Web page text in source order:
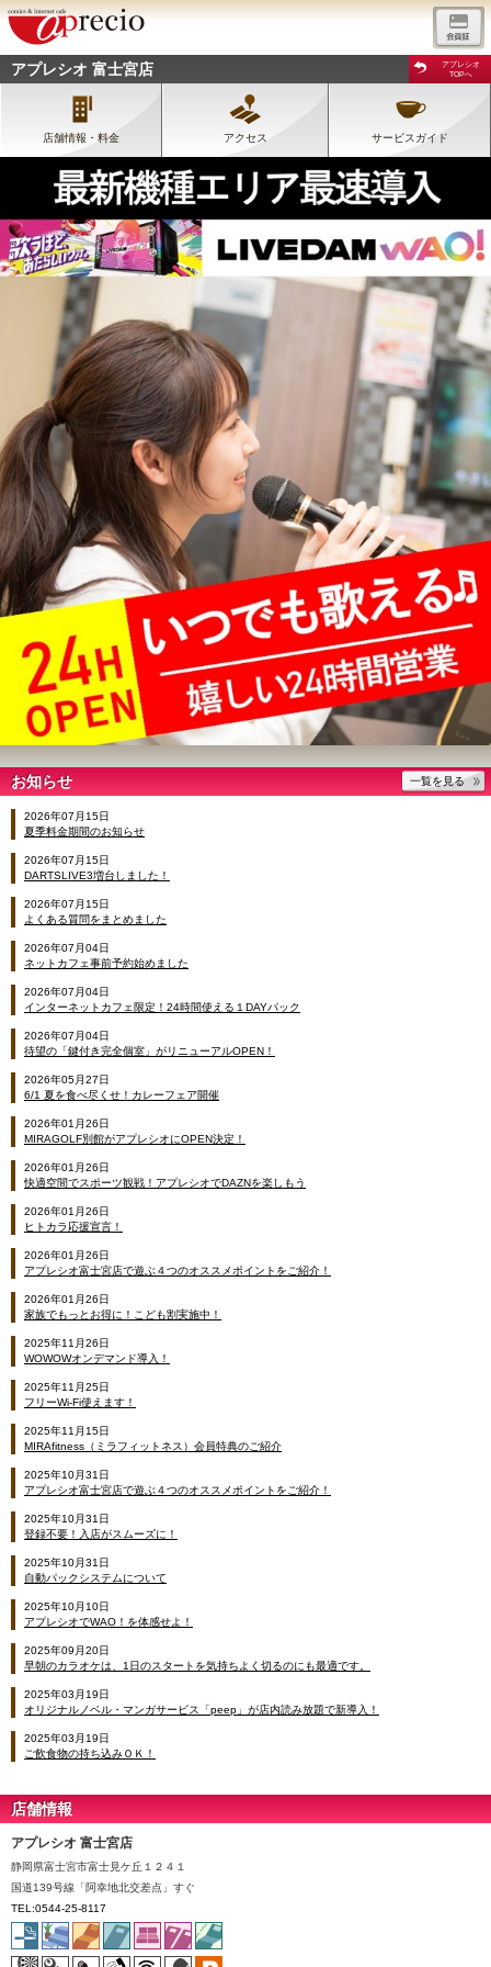
アプレシオ 富士宮店
アプレシオ
TOPへ
店舗情報・料金 アクセス サービスガイド
お知らせ 一覧を見る
2026年07月15日
夏季料金期間のお知らせ
2026年07月15日
DARTSLIVE3増台しました！
2026年07月15日
よくある質問をまとめました
2026年07月04日
ネットカフェ事前予約始めました
2026年07月04日
インターネットカフェ限定！24時間使える１DAYパック
2026年07月04日
待望の「鍵付き完全個室」がリニューアルOPEN！
2026年05月27日
6/1 夏を食べ尽くせ！カレーフェア開催
2026年01月26日
MIRAGOLF別館がアプレシオにOPEN決定！
2026年01月26日
快適空間でスポーツ観戦！アプレシオでDAZNを楽しもう
2026年01月26日
ヒトカラ応援宣言！
2026年01月26日
アプレシオ富士宮店で遊ぶ４つのオススメポイントをご紹介！
2026年01月26日
家族でもっとお得に！こども割実施中！
2025年11月26日
WOWOWオンデマンド導入！
2025年11月25日
フリーWi-Fi使えます！
2025年11月15日
MIRAfitness（ミラフィットネス）会員特典のご紹介
2025年10月31日
アプレシオ富士宮店で遊ぶ４つのオススメポイントをご紹介！
2025年10月31日
登録不要！入店がスムーズに！
2025年10月31日
自動パックシステムについて
2025年10月10日
アプレシオでWAO！を体感せよ！
2025年09月20日
早朝のカラオケは、1日のスタートを気持ちよく切るのにも最適です。
2025年03月19日
オリジナルノベル・マンガサービス「peep」が店内読み放題で新導入！
2025年03月19日
ご飲食物の持ち込みＯＫ！
店舗情報
アプレシオ 富士宮店
静岡県富士宮市富士見ケ丘１２４１
国道139号線「阿幸地北交差点」すぐ
TEL:0544-25-8117